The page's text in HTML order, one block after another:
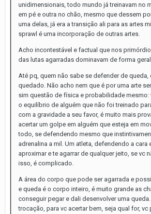
unidimensionais, todo mundo já treinavam no
em pé e outra no chão, mesmo que dessem
uma delas, já era a transição ali para as artes
sprawl é uma incorporação de outras artes.
Acho incontestável e factual que nos
das lutas agarradas dominavam de forma geral.
Até pq, quem não sabe se defender de queda,
quedado. Não acho nem que é por uma arte
sim questão de física e probabilidade mesmo:
o equilíbrio de alguém que não foi treinado
com a gravidade a seu favor, é muito mais
acertar um golpe em alguém que esteja em
todo, se defendendo mesmo que
adrenalina a mil. Um atleta, defendendo a cara
aproximar e te agarrar de qualquer jeito, se vc
isso, é complicado.
A área do corpo que pode ser agarrada e
e queda é o corpo inteiro, é muito grande as
conseguir pegar e dali desenvolver uma
trocação, para vc acertar bem, seja qual for, vc